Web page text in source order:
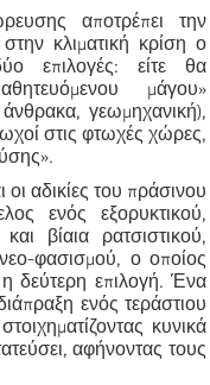
αποτρέπει την
κλιματική κρίση ο
επιλογές: είτε θα
μάγου»
γεωμηχανική),
στις φτωχές χώρες,
οι αδικίες του πράσινου
ενός εξορυκτικού,
βίαια ρατσιστικού,
φασισμού, ο οποίος
η δεύτερη επιλογή. Ένα
ενός τεράστιου
κυνικά
αφήνοντας τους